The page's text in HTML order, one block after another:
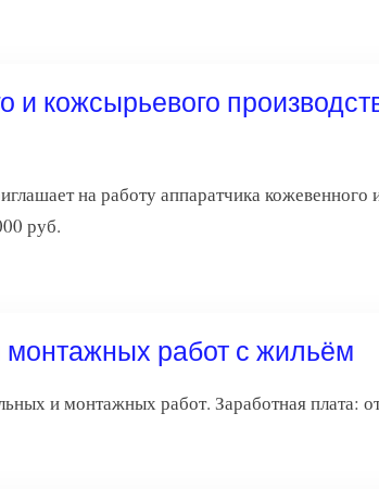
и кожсырьевого
на работу аппаратчика
руб.
монтажных работ с жильём
и монтажных работ. Заработная плата: